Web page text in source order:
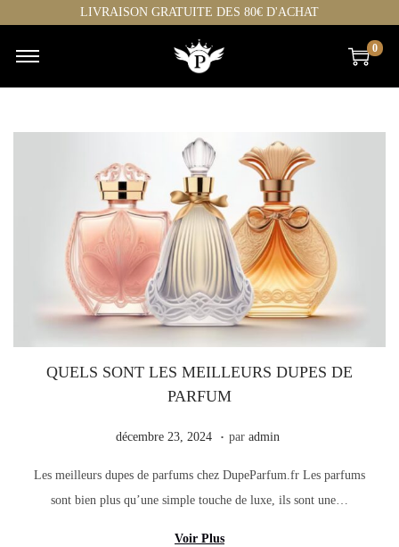
LIVRAISON GRATUITE DES 80€ D'ACHAT
0
QUELS SONT LES MEILLEURS DUPES DE
PARFUM
Publié le
décembre 23, 2024
d
m
. par admin
Les meilleurs dupes de parfums chez DupeParfum.fr Les parfums
sont bien plus qu’une simple touche de luxe, ils sont une…
Voir Plus